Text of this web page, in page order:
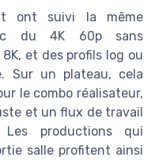
ont suivi la même
du 4K 60p sans
et des profils log ou
Sur un plateau, cela
le combo réalisateur,
et un flux de travail
Les productions qui
salle profitent ainsi